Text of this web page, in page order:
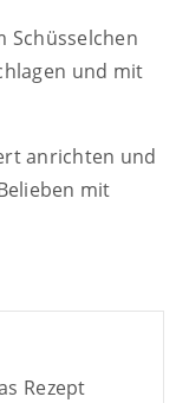
Schüsselchen
und mit
anrichten und
mit
Rezept